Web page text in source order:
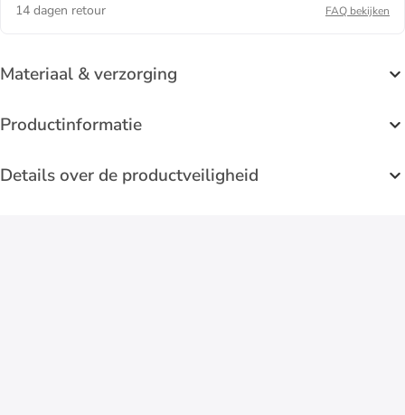
14 dagen retour
FAQ bekijken
Materiaal & verzorging
Productinformatie
Details over de productveiligheid